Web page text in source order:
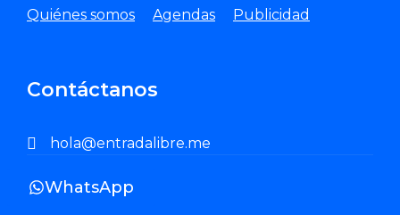
Quiénes somos
Agendas Publicidad
Contáctanos
hola@entradalibre.me
WhatsApp